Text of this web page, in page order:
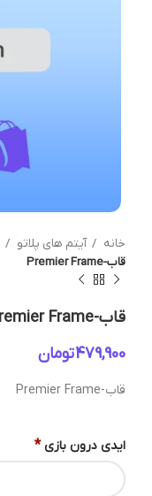
خانه آیتم های پلاتو
قاب-Premier Frame
قاب-Premier Frame
تومان
قاب-Premier Frame
ایدی درون بازی *